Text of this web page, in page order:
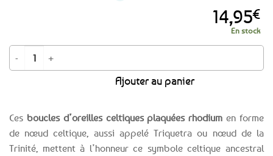
Ces boucles d’oreilles celtiques plaquées rhodium en forme
de nœud celtique, aussi appelé Triquetra ou nœud de la
Trinité, mettent à l’honneur ce symbole celtique ancestral
14,95€
En stock
quantité de Boucles d’oreilles Noeuds celtiques vert émeraude
Ajouter au panier